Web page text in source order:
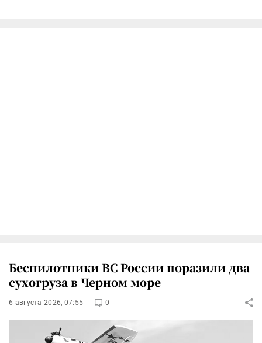
Беспилотники ВС России поразили два
сухогруза в Черном море
6 августа 2026, 07:55 0